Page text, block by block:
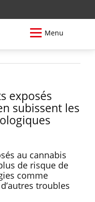
Menu
exposés
subissent les
au cannabis
de risque de
comme
troubles